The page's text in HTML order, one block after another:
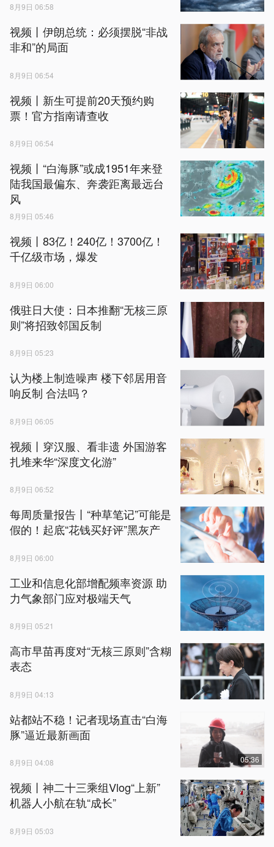
8月9日 06:58
视频丨伊朗总统：必须摆脱“非战
非和”的局面
8月9日 06:54
视频丨新生可提前20天预约购
票！官方指南请查收
8月9日 06:54
视频丨“白海豚”或成1951年来登
陆我国最偏东、奔袭距离最远台
风
8月9日 05:46
视频丨83亿！240亿！3700亿！
千亿级市场，爆发
8月9日 06:00
俄驻日大使：日本推翻“无核三原
则”将招致邻国反制
8月9日 05:23
认为楼上制造噪声 楼下邻居用音
响反制 合法吗？
8月9日 06:05
视频丨穿汉服、看非遗 外国游客
扎堆来华“深度文化游”
8月9日 06:52
每周质量报告丨“种草笔记”可能是
假的！起底“花钱买好评”黑灰产
8月9日 06:00
工业和信息化部增配频率资源 助
力气象部门应对极端天气
8月9日 05:21
高市早苗再度对“无核三原则”含糊
表态
8月9日 04:13
站都站不稳！记者现场直击“白海
豚”逼近最新画面
8月9日 04:08 05:36
视频丨神二十三乘组Vlog“上新”
机器人小航在轨“成长”
8月9日 05:03